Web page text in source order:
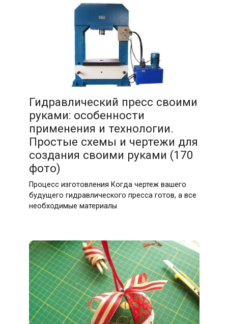
Гидравлический пресс своими
руками: особенности
применения и технологии.
Простые схемы и чертежи для
создания своими руками (170
фото)
Процесс изготовления Когда чертеж вашего
будущего гидравлического пресса готов, а все
необходимые материалы